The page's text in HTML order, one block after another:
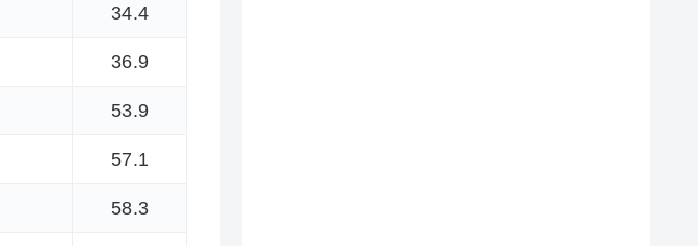
34.4
36.9
53.9
57.1
58.3